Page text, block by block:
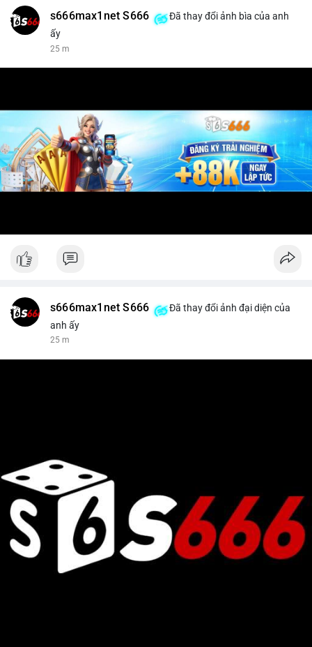
s666max1net S666
Đã thay đổi ảnh bìa của anh
ấy
25 m
s666max1net S666
Đã thay đổi ảnh đại diện của
anh ấy
25 m